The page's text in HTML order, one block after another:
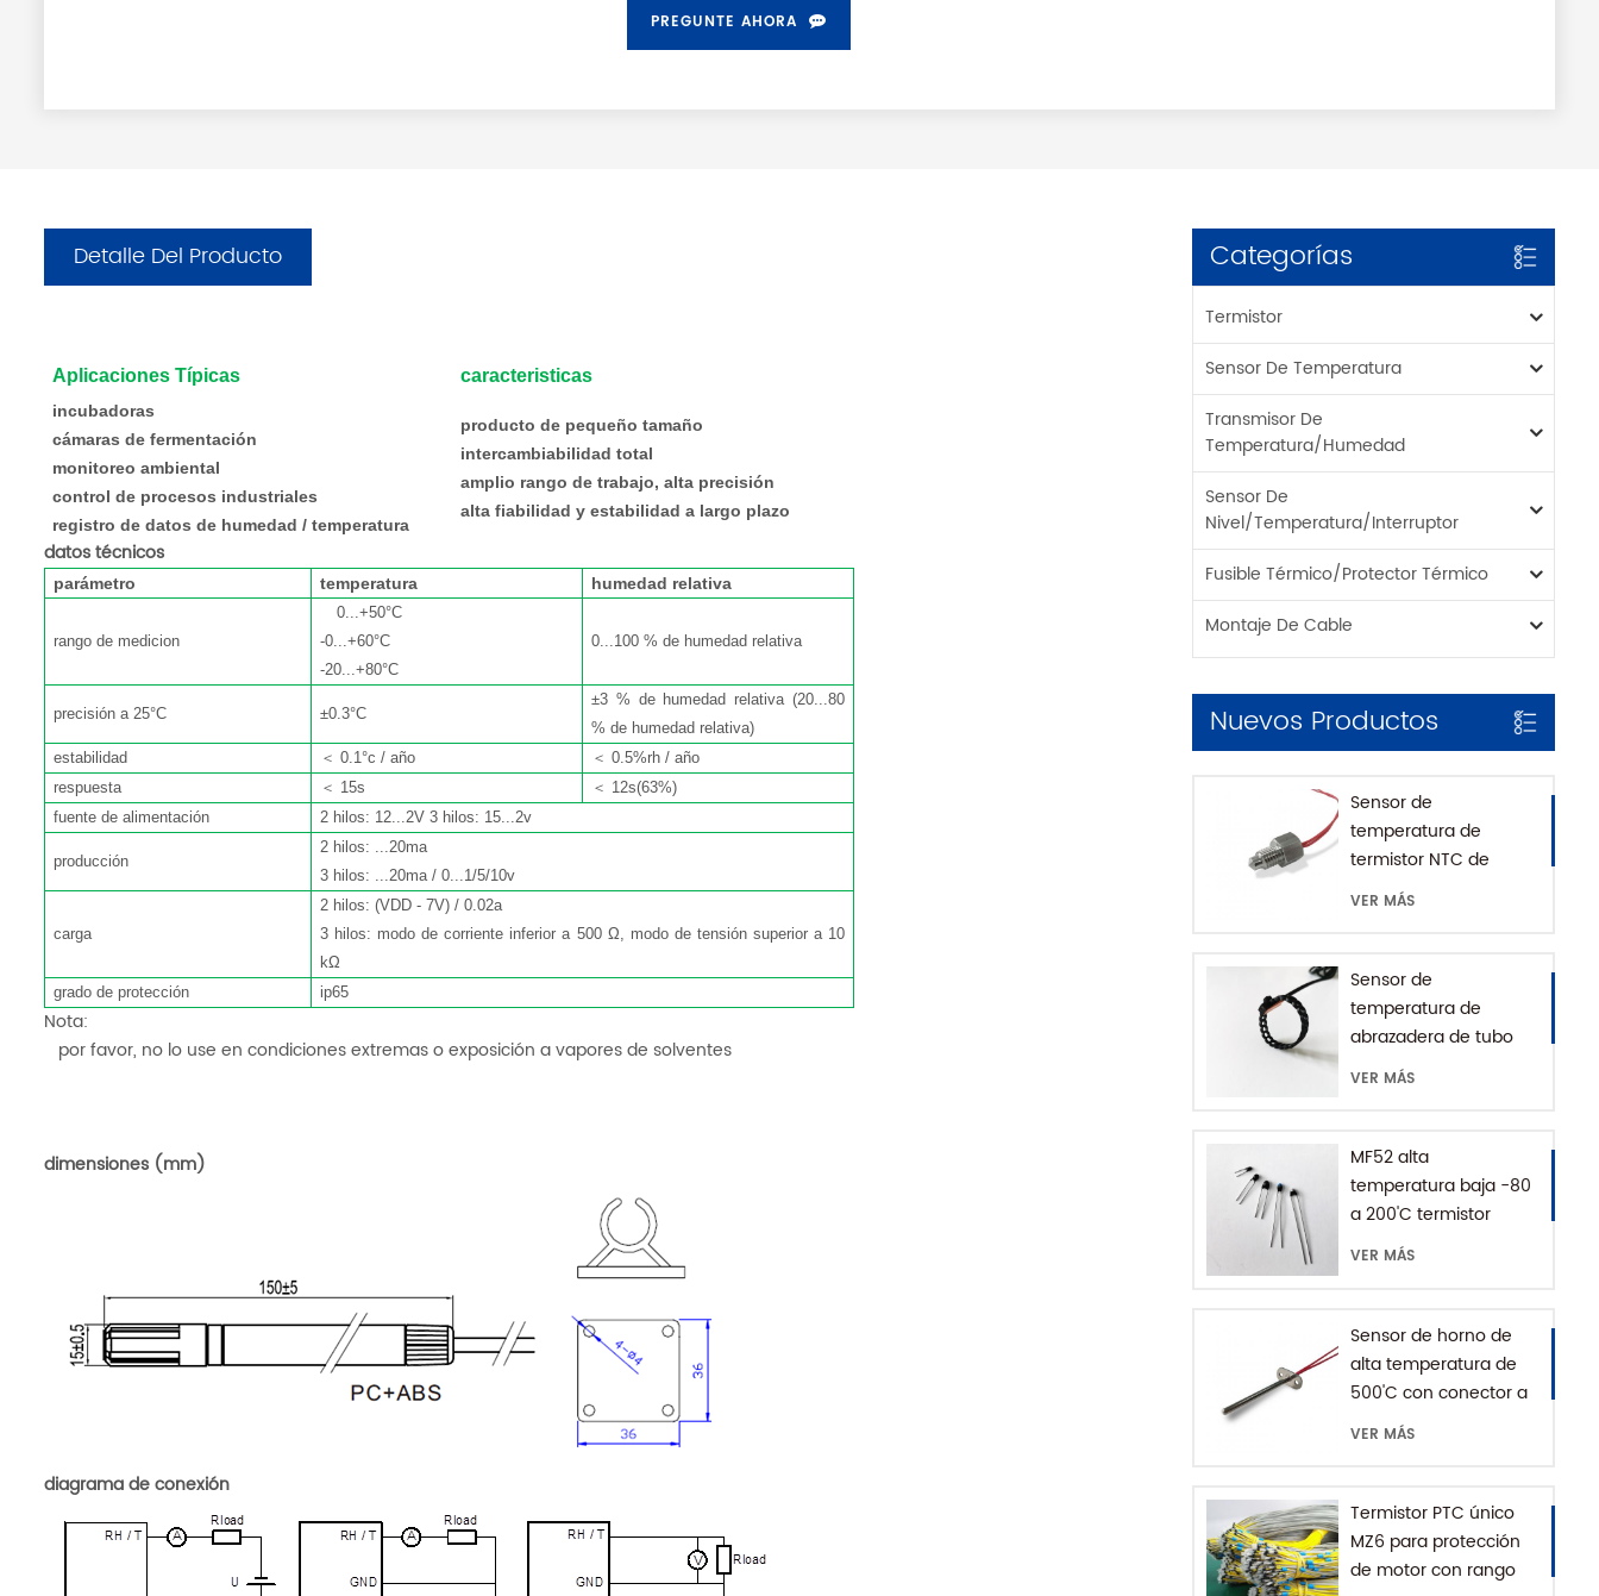
PREGUNTE AHORA
Categorías
Termistor
Sensor De Temperatura
Transmisor De
Temperatura/humedad
Sensor De
Nivel/temperatura/interruptor
Fusible Térmico/protector Térmico
Montaje De Cable
Nuevos Productos
Sensor de
temperatura de
termistor NTC de
montaje roscado para
VER MÁS
Sensor de
temperatura de
abrazadera de tubo
impermeable IP68
VER MÁS
MF52 alta
temperatura baja -80
a 200'C termistor
epoxi NTC
VER MÁS
Sensor de horno de
alta temperatura de
500'C con conector a
tierra
VER MÁS
Termistor PTC único
MZ6 para protección
de motor con rango
Detalle Del Producto
Aplicaciones Típicas caracteristicas
incubadoras
cámaras de fermentación
monitoreo ambiental
control de procesos industriales
registro de datos de humedad / temperatura
producto de pequeño tamaño
intercambiabilidad total
amplio rango de trabajo, alta precisión
alta fiabilidad y estabilidad a largo plazo
datos técnicos
parámetro temperatura humedad relativa
rango de medicion
0...+50°C
-0...+60°C
-20...+80°C
0...100 % de humedad relativa
precisión a 25°C ±0.3°C
±3 % de humedad relativa (20...80
% de humedad relativa)
estabilidad
＜ 0.1°c / año ＜ 0.5%rh / año
respuesta
＜ 15s ＜ 12s(63%)
fuente de alimentación
2 hilos: 12...2V 3 hilos: 15...2v
producción
2 hilos: ...20ma
3 hilos: ...20ma / 0...1/5/10v
carga
2 hilos: (VDD - 7V) / 0.02a
3 hilos: modo de corriente inferior a 500 Ω, modo de tensión superior a 10
kΩ
grado de protección
ip65
Nota:
por favor, no lo use en condiciones extremas o exposición a vapores de solventes
dimensiones (mm)
diagrama de conexión